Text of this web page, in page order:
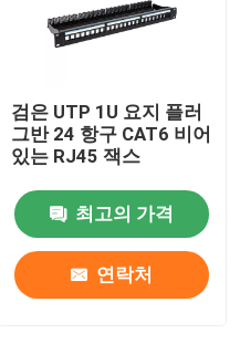
검은 UTP 1U 요지 플러
그반 24 항구 CAT6 비어
있는 RJ45 잭스
최고의 가격
연락처